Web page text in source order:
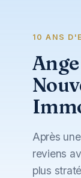
Achat
Contact
10 ANS
Après
reviens
plus